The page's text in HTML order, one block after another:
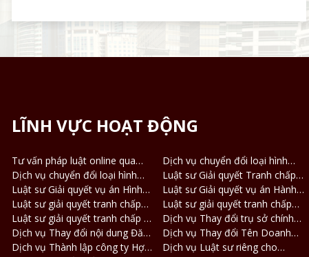
LĨNH VỰC HOẠT ĐỘNG
Tư vấn pháp luật online qua
Điện thoại, Zalo
Dịch vụ chuyển đổi loại hình
công ty TNHH 2 thành viên
thành công ty TNHH 1 thành
viên
Dịch vụ chuyển đổi loại hình
công ty TNHH thành công ty Cổ
phần và ngược lại
Luật sư Giải quyết Tranh chấp
Ly hôn và Tài sản
Luật sư Giải quyết vụ án Hình
sự
Luật sư Giải quyết vụ án Hành
chính
Luật sư giải quyết tranh chấp
Đất đai - Nhà ở
Luật sư giải quyết tranh chấp
Dân sự - Thừa kế
Luật sư giải quyết tranh chấp về
Kinh tế
Dịch vụ Thay đổi trụ sở chính
Doanh nghiệp
Dịch vụ Thay đổi nội dung Đăng
ký Doanh nghiệp
Dịch vụ Thay đổi Tên Doanh
nghiệp
Dịch vụ Thành lập công ty Hợp
Dịch vụ Luật sư riêng cho